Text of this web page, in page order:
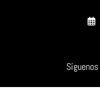
Síguenos